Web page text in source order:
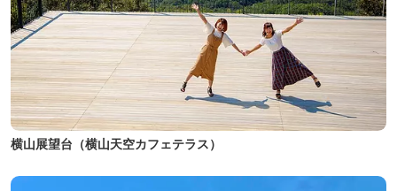
横山展望台（横山天空カフェテラス）